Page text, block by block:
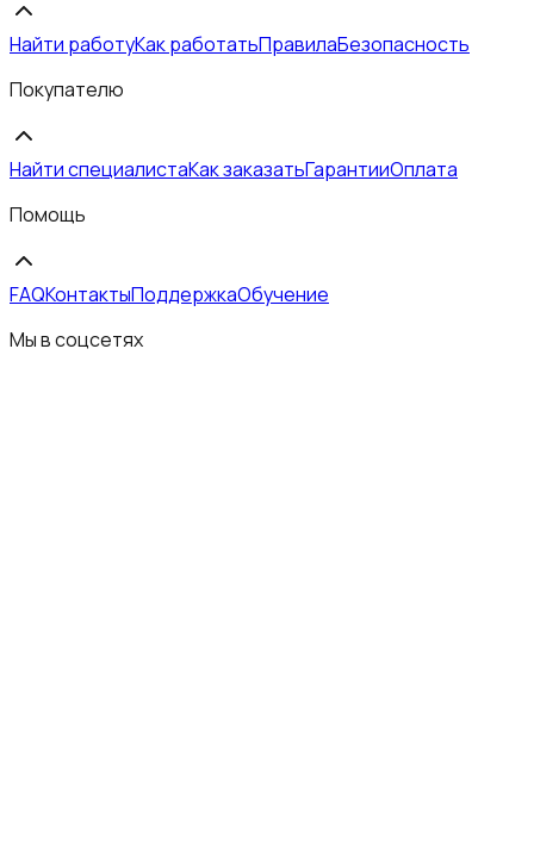
Найти работуКак работатьПравилаБезопасность
Покупателю
Найти специалистаКак заказатьГарантииОплата
Помощь
FAQКонтактыПоддержкаОбучение
Мы в соцсетях